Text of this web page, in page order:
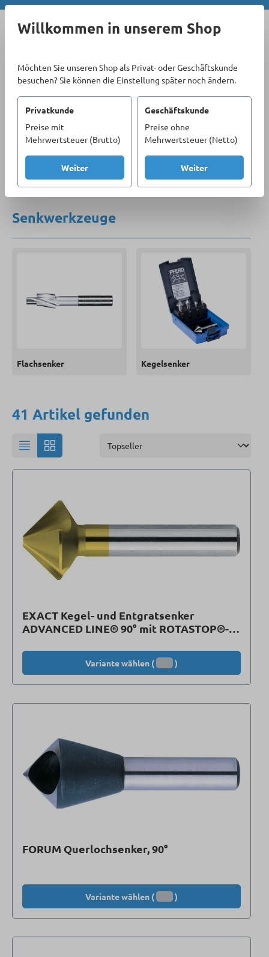
Zum Hauptinhalt springen
Willkommen in unserem Shop
Möchten Sie unseren Shop als Privat- oder Geschäftskunde
besuchen? Sie können die Einstellung später noch ändern.
Privatkunde
Preise mit
Mehrwertsteuer (Brutto)
Weiter
Geschäftskunde
Preise ohne
Mehrwertsteuer (Netto)
Weiter
Sortiment
Materialbearbeitung
Senk-/ Entgratwerkzeuge
Senkwerkzeuge
Senkwerkzeuge
Flachsenker Kegelsenker
41 Artikel gefunden
EXACT Kegel- und Entgratsenker
ADVANCED LINE® 90° mit ROTASTOP®-
Variante wählen ( )
FORUM Querlochsenker, 90°
Variante wählen ( )